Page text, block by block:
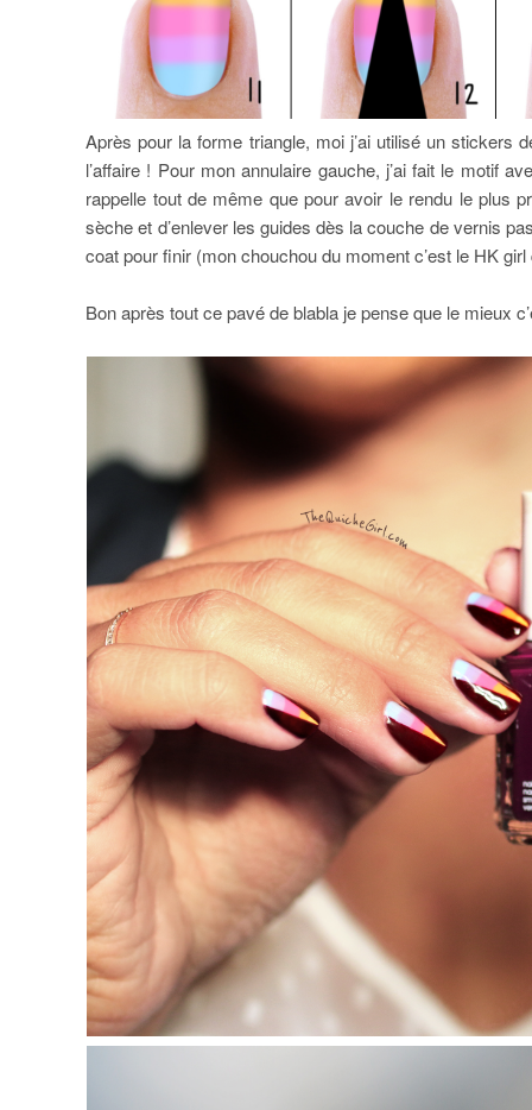
Après pour la forme triangle, moi j’ai utilisé un
l’affaire ! Pour mon annulaire gauche, j’ai fait le motif
rappelle tout de même que pour avoir le rendu le plus
sèche et d’enlever les guides dès la couche de vernis
coat pour finir (mon chouchou du moment c’est le HK
Bon après tout ce pavé de blabla je pense que le mieux